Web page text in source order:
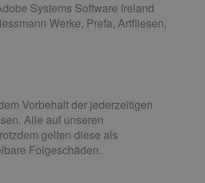
Systems Software Ireland
Werke, Prefa, Artfliesen,
Vorbehalt der jederzeitigen
Alle auf unseren
gelten diese als
Folgeschäden.